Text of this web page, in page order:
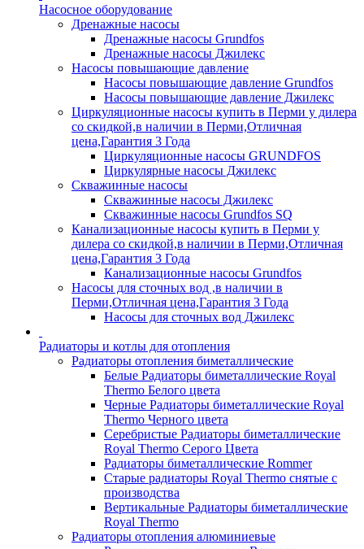
Насосное оборудование
Дренажные насосы
Дренажные насосы Grundfos
Дренажные насосы Джилекс
Насосы повышающие давление
Насосы повышающие давление Grundfos
Насосы повышающие давление Джилекс
Циркуляционные насосы купить в Перми у дилера
со скидкой,в наличии в Перми,Отличная
цена,Гарантия 3 Года
Циркуляционные насосы GRUNDFOS
Циркулярные насосы Джилекс
Скважинные насосы
Скважинные насосы Джилекс
Скважинные насосы Grundfos SQ
Канализационные насосы купить в Перми у
дилера со скидкой,в наличии в Перми,Отличная
цена,Гарантия 3 Года
Канализационные насосы Grundfos
Насосы для сточных вод ,в наличии в
Перми,Отличная цена,Гарантия 3 Года
Насосы для сточных вод Джилекс
Радиаторы и котлы для отопления
Радиаторы отопления биметаллические
Белые Радиаторы биметаллические Royal
Thermo Белого цвета
Черные Радиаторы биметаллические Royal
Thermo Черного цвета
Серебристые Радиаторы биметаллические
Royal Thermo Серого Цвета
Радиаторы биметаллические Rommer
Старые радиаторы Royal Thermo снятые с
производства
Вертикальные Радиаторы биметаллические
Royal Thermo
Радиаторы отопления алюминиевые